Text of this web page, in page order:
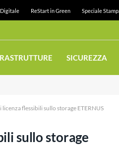
ReStart in Green Speciale
SICUREZZA
flessibili sullo storage ETERNUS
sullo storage